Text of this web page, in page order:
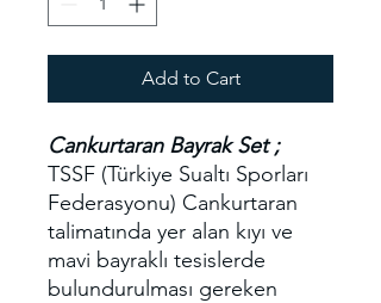
Add to Cart
Cankurtaran Bayrak Set ;
TSSF (Türkiye Sualtı Sporları
Federasyonu) Cankurtaran
talimatında yer alan kıyı ve
mavi bayraklı tesislerde
bulundurulması gereken